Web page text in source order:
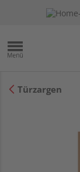
Türzargen